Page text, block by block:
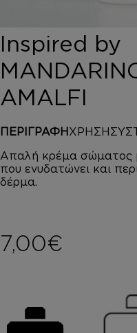
HOROMIA
SPECIAL OFFERS
ΚΑΛΑΘΙ
Inspired by
AMALFI
ΠΕΡΙΓΡΑΦΗ ΧΡΗΣΗ
Απαλή κρέμα σώματος
που ενυδατώνει και
δέρμα.
7,00€